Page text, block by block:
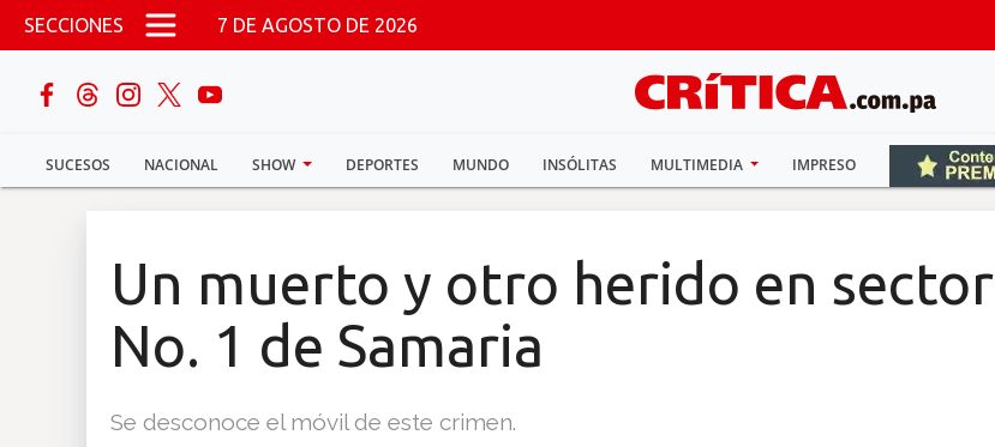
Pasar al contenido principal
SECCIONES 7 DE AGOSTO DE 2026
SUCESOS NACIONAL SHOW DEPORTES MUNDO INSÓLITAS MULTIMEDIA IMPRESO
buscar
Sucesos
Un muerto y otro herido en sector
No. 1 de Samaria
Se desconoce el móvil de este crimen.